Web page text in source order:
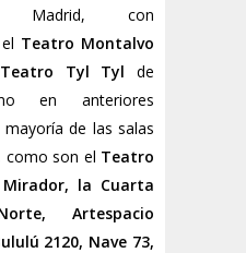
Madrid, con
Teatro Montalvo
Teatro Tyl Tyl de
en anteriores
de las salas
como son el Teatro
la Cuarta
Artespacio
2120, Nave 73,